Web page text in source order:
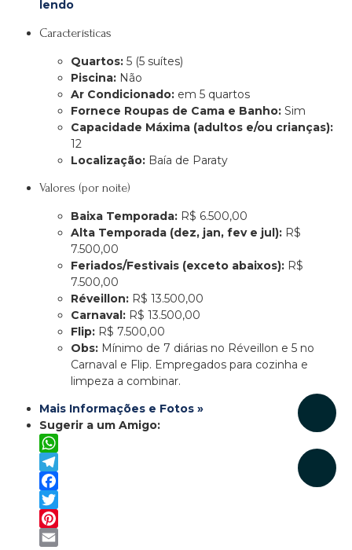
lendo
Características
Quartos: 5 (5 suítes)
Piscina: Não
Ar Condicionado: em 5 quartos
Fornece Roupas de Cama e Banho: Sim
Capacidade Máxima (adultos e/ou crianças):
12
Localização: Baía de Paraty
Valores (por noite)
Baixa Temporada: R$ 6.500,00
Alta Temporada (dez, jan, fev e jul): R$
7.500,00
Feriados/Festivais (exceto abaixos): R$
7.500,00
Réveillon: R$ 13.500,00
Carnaval: R$ 13.500,00
Flip: R$ 7.500,00
Obs: Mínimo de 7 diárias no Réveillon e 5 no
Carnaval e Flip. Empregados para cozinha e
limpeza a combinar.
Mais Informações e Fotos »
Sugerir a um Amigo:
WhatsApp
Telegram
Facebook
Twitter
Pinterest